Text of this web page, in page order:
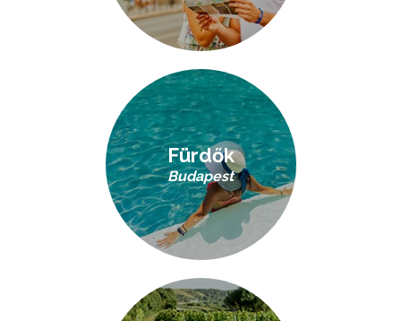
Fürdők
Budapest